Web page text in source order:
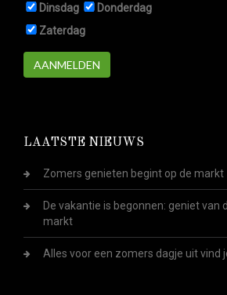
Dinsdag
Donderdag
Zaterdag
AANMELDEN
LAATSTE NIEUWS
Zomers genieten begint op de markt
De vakantie is begonnen: geniet van
markt
Alles voor een zomers dagje uit vind